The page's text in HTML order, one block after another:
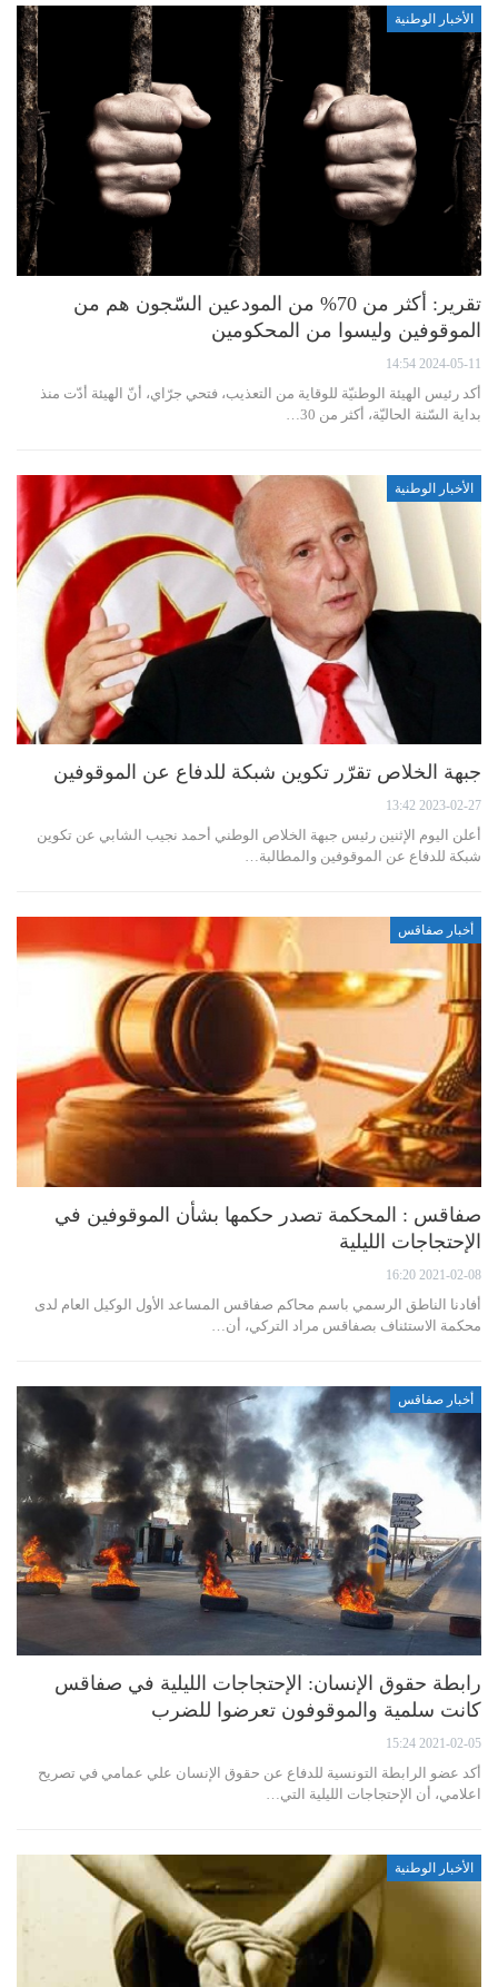
الأخبار الوطنية
تقرير: أكثر من 70% من المودعين السّجون هم من
الموقوفين وليسوا من المحكومين
2024-05-11 14:54
أكد رئيس الهيئة الوطنيّة للوقاية من التعذيب، فتحي جرّاي، أنّ الهيئة أدّت منذ
بداية السّنة الحاليّة، أكثر من 30…
الأخبار الوطنية
جبهة الخلاص تقرّر تكوين شبكة للدفاع عن الموقوفين
2023-02-27 13:42
أعلن اليوم الإثنين رئيس جبهة الخلاص الوطني أحمد نجيب الشابي عن تكوين
شبكة للدفاع عن الموقوفين والمطالبة…
أخبار صفاقس
صفاقس : المحكمة تصدر حكمها بشأن الموقوفين في
الإحتجاجات الليلية
2021-02-08 16:20
أفادنا الناطق الرسمي باسم محاكم صفاقس المساعد الأول الوكيل العام لدى
محكمة الاستئناف بصفاقس مراد التركي، أن…
أخبار صفاقس
رابطة حقوق الإنسان: الإحتجاجات الليلية في صفاقس
كانت سلمية والموقوفون تعرضوا للضرب
2021-02-05 15:24
أكد عضو الرابطة التونسية للدفاع عن حقوق الإنسان علي عمامي في تصريح
اعلامي، أن الإحتجاجات الليلية التي…
الأخبار الوطنية